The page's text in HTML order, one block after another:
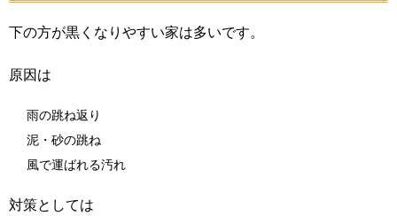
下の方が黒くなりやすい家は多いです。
原因は
雨の跳ね返り
泥・砂の跳ね
風で運ばれる汚れ
対策としては